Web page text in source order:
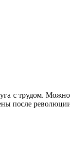
с трудом.
после